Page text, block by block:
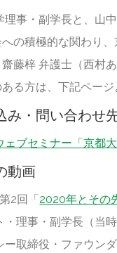
理事・副学長と、山
の積極的な関わり
藤梓 弁護士（西村
る方は、下記ペー
み・問い合わせ
ェブセミナー「京都
動画
2回「2020年とその
・理事・副学長（当
取締役・ファウンダ